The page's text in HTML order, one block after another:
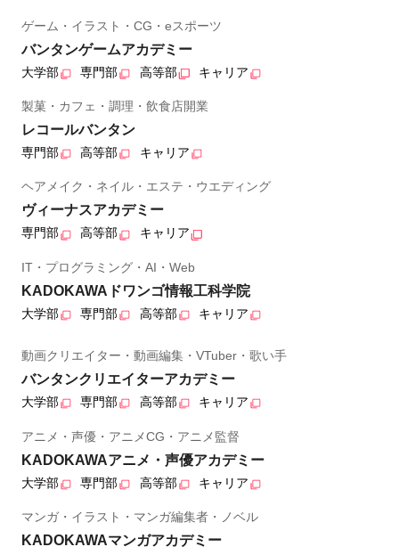
ゲーム・イラスト・CG・eスポーツ
バンタンゲームアカデミー
大学部 専門部 高等部 キャリア
製菓・カフェ・調理・飲食店開業
レコールバンタン
専門部 高等部 キャリア
ヘアメイク・ネイル・エステ・ウエディング
ヴィーナスアカデミー
専門部 高等部 キャリア
IT・プログラミング・AI・Web
KADOKAWAドワンゴ情報工科学院
大学部 専門部 高等部 キャリア
動画クリエイター・動画編集・VTuber・歌い手
バンタンクリエイターアカデミー
大学部 専門部 高等部 キャリア
アニメ・声優・アニメCG・アニメ監督
KADOKAWAアニメ・声優アカデミー
大学部 専門部 高等部 キャリア
マンガ・イラスト・マンガ編集者・ノベル
KADOKAWAマンガアカデミー